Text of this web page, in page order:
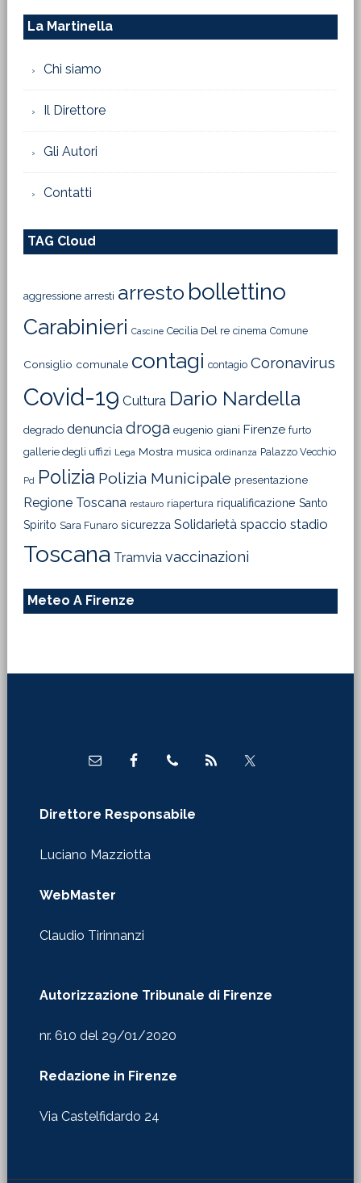
La Martinella
Chi siamo
Il Direttore
Gli Autori
Contatti
TAG Cloud
aggressione arresti arresto bollettino
Carabinieri Cascine Cecilia Del re cinema Comune
Consiglio comunale contagi contagio Coronavirus
Covid-19 Cultura Dario Nardella
degrado denuncia droga eugenio giani Firenze furto
gallerie degli uffizi Lega Mostra musica ordinanza Palazzo Vecchio
Pd Polizia Polizia Municipale presentazione
Regione Toscana restauro riapertura riqualificazione Santo
Spirito Sara Funaro sicurezza Solidarietà spaccio stadio
Toscana Tramvia vaccinazioni
Meteo A Firenze
Direttore Responsabile
Luciano Mazziotta
WebMaster
Claudio Tirinnanzi
Autorizzazione Tribunale di Firenze
nr. 610 del 29/01/2020
Redazione in Firenze
Via Castelfidardo 24